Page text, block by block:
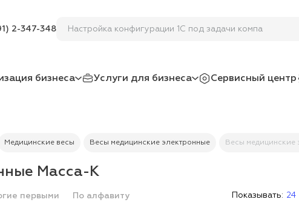
2-347-348 Настройка конфигурации 1С под задачи компании
бизнеса Услуги для бизнеса Сервисный центр
Медицинские весы Весы медицинские электронные Весы медицинские
Масса-К
первыми По алфавиту Показывать: